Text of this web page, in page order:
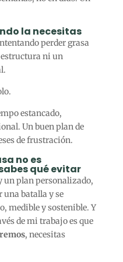
la necesitas
perder grasa
ni un
estancado,
Un buen plan de
de frustración.
no es
qué evitar
un plan personalizado,
una batalla y se
medible y sostenible. Y
de mi trabajo es que
, necesitas